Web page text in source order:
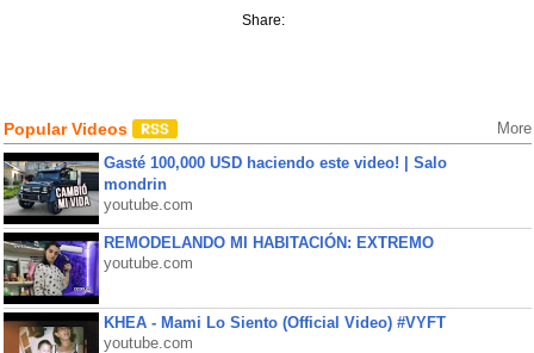
Share:
Popular Videos More
Gasté 100,000 USD haciendo este video! | Salo
mondrin
youtube.com
REMODELANDO MI HABITACIÓN: EXTREMO
youtube.com
KHEA - Mami Lo Siento (Official Video) #VYFT
youtube.com